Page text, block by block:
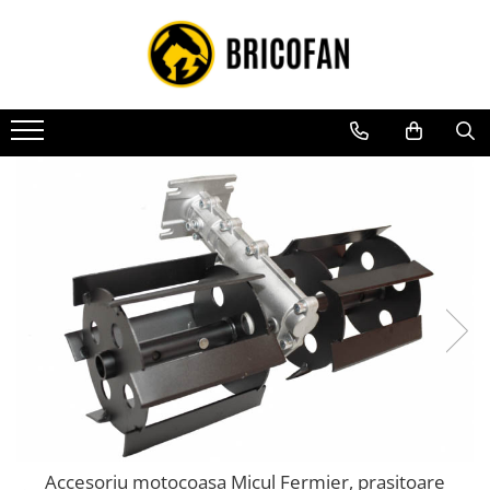
Toate Produsele
Vehicule electrice
Atv
Motocross
Piese de schimb vehicule electrice
Scutere electrice
Scutere pe benzina
Tricicluri cargo fara permis
Tricicluri persoane
Trotinete electrice
Accesoriu motocoasa Micul Fermier, prasitoare